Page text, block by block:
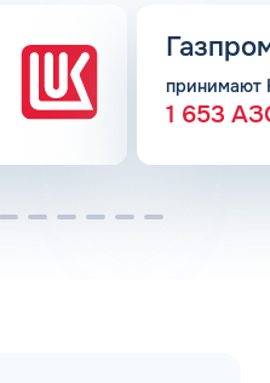
принимают
1 653